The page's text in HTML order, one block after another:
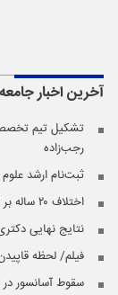
آخرین اخبارجامعه
تشکیل تیم
رجب‌زاده
ثبت‌نام ارشد علوم پزشکی
اختلاف ۲۰ ساله بر سر زمین کشاورزی در سروآباد منجر به قتل یک نفر شد
نتایج نهایی
فیلم/ لحظه
سقوط آسانسور در خیابان